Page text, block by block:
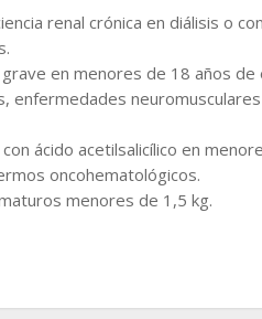
renal crónica en diálisis o
en menores de 18 años de
enfermedades
ácido acetilsalicílico en
oncohematológicos.
menores de 1,5 kg.